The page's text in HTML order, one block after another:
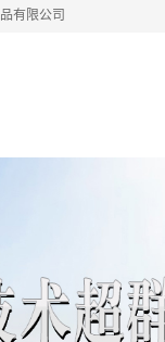
有限公司